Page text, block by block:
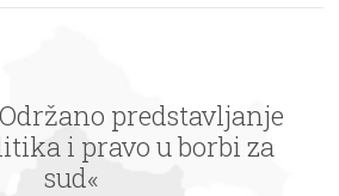
predstavljanje
i pravo u borbi za
sud«
Korana dobila novi
nogometno igralište na
predano Klubu